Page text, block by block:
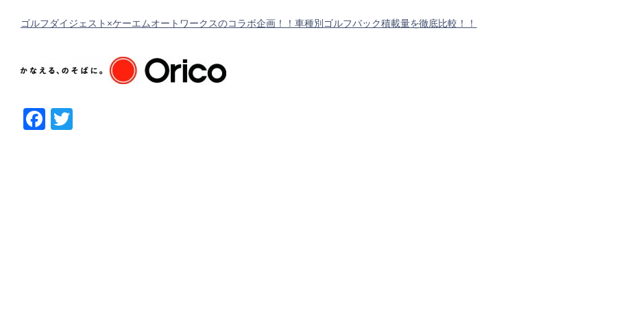
ゴルフダイジェスト×ケーエムオートワークスのコラボ企画！！車種別ゴルフバック積載量を徹底比較！！
Facebook